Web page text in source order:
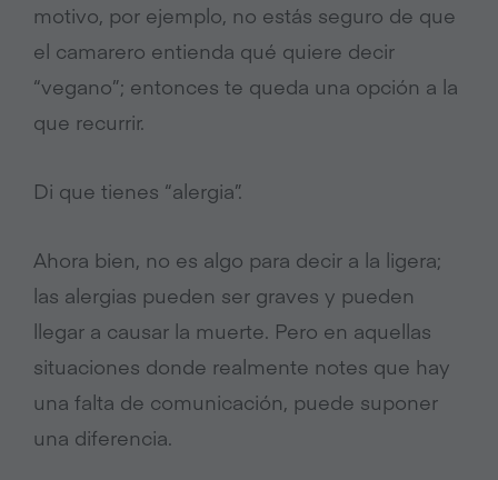
motivo, por ejemplo, no estás seguro de que
el camarero entienda qué quiere decir
“vegano”; entonces te queda una opción a la
que recurrir.
Di que tienes “alergia”.
Ahora bien, no es algo para decir a la ligera;
las alergias pueden ser graves y pueden
llegar a causar la muerte. Pero en aquellas
situaciones donde realmente notes que hay
una falta de comunicación, puede suponer
una diferencia.